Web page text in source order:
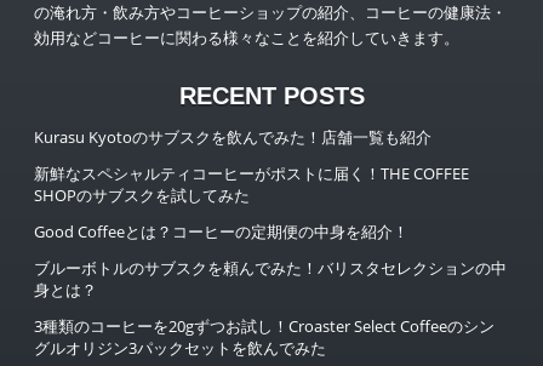
の淹れ方・飲み方やコーヒーショップの紹介、コーヒーの健康法・
効用などコーヒーに関わる様々なことを紹介していきます。
RECENT POSTS
Kurasu Kyotoのサブスクを飲んでみた！店舗一覧も紹介
新鮮なスペシャルティコーヒーがポストに届く！THE COFFEE
SHOPのサブスクを試してみた
Good Coffeeとは？コーヒーの定期便の中身を紹介！
ブルーボトルのサブスクを頼んでみた！バリスタセレクションの中
身とは？
3種類のコーヒーを20gずつお試し！Croaster Select Coffeeのシン
グルオリジン3パックセットを飲んでみた